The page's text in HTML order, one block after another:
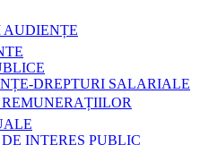
AUDIENȚE
DREPTURI SALARIALE
INTERES PUBLIC